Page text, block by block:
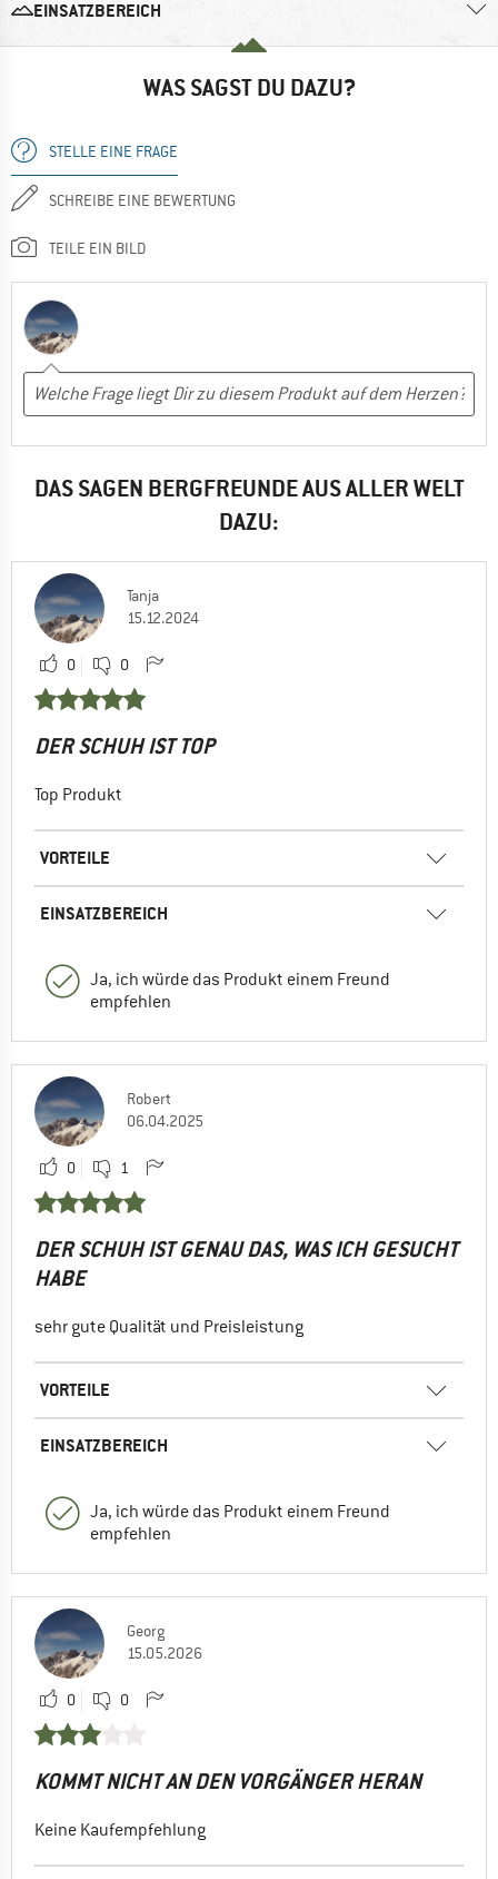
EINSATZBEREICH
WAS SAGST DU DAZU?
STELLE EINE FRAGE
SCHREIBE EINE BEWERTUNG
TEILE EIN BILD
DAS SAGEN BERGFREUNDE AUS ALLER WELT
DAZU:
Tanja
15.12.2024
0 0
DER SCHUH IST TOP
Top Produkt
VORTEILE
EINSATZBEREICH
Ja, ich würde das Produkt einem Freund
empfehlen
Robert
06.04.2025
0 1
DER SCHUH IST GENAU DAS, WAS ICH GESUCHT
HABE
sehr gute Qualität und Preisleistung
VORTEILE
EINSATZBEREICH
Ja, ich würde das Produkt einem Freund
empfehlen
Georg
15.05.2026
0 0
KOMMT NICHT AN DEN VORGÄNGER HERAN
Keine Kaufempfehlung